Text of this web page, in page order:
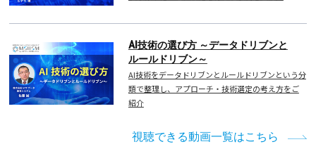
AI技術の選び方 ～データドリブンと
ルールドリブン～
AI技術をデータドリブンとルールドリブンという分
類で整理し、アプローチ・技術選定の考え方をご
紹介
視聴できる動画一覧はこちら